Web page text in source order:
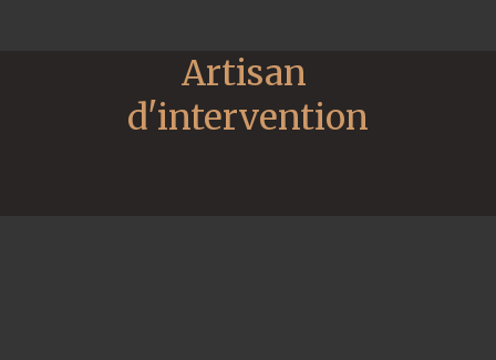
Artisan
d'intervention